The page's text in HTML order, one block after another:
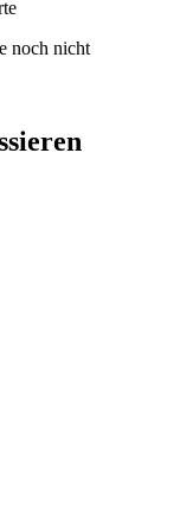
noch nicht